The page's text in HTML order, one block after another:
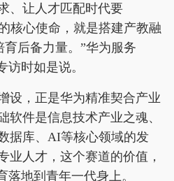
、让人才匹配时代要
核心使命，就是搭建产教融
后备力量。”华为服务
访时如是说。
设，正是华为精准契合产业
件是信息技术产业之魂、
据库、AI等核心领域的发
业人才，这个赛道的价值，
落地到青年一代身上。